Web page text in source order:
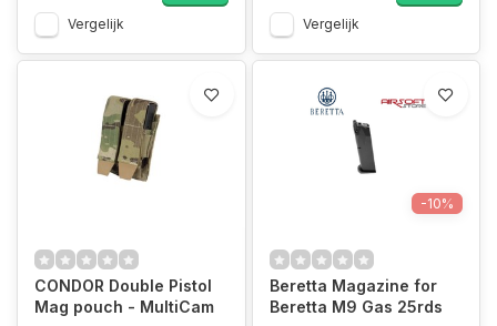
Vergelijk Vergelijk
CONDOR Double Pistol
Mag pouch - MultiCam
-10%
Beretta Magazine for
Beretta M9 Gas 25rds